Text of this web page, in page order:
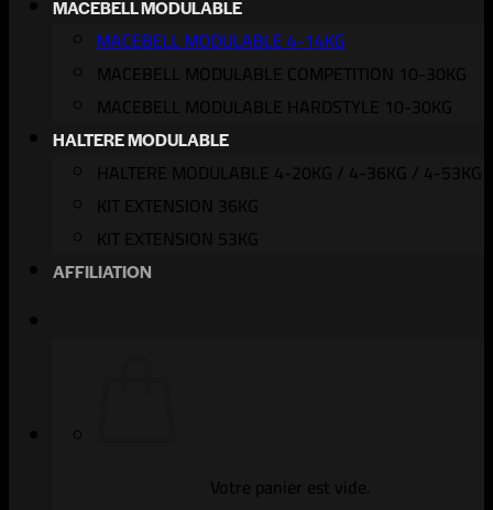
MACEBELL MODULABLE
MACEBELL MODULABLE 4-14KG
MACEBELL MODULABLE COMPETITION 10-30KG
MACEBELL MODULABLE HARDSTYLE 10-30KG
HALTERE MODULABLE
HALTERE MODULABLE 4-20KG / 4-36KG / 4-53KG
KIT EXTENSION 36KG
KIT EXTENSION 53KG
AFFILIATION
Votre panier est vide.